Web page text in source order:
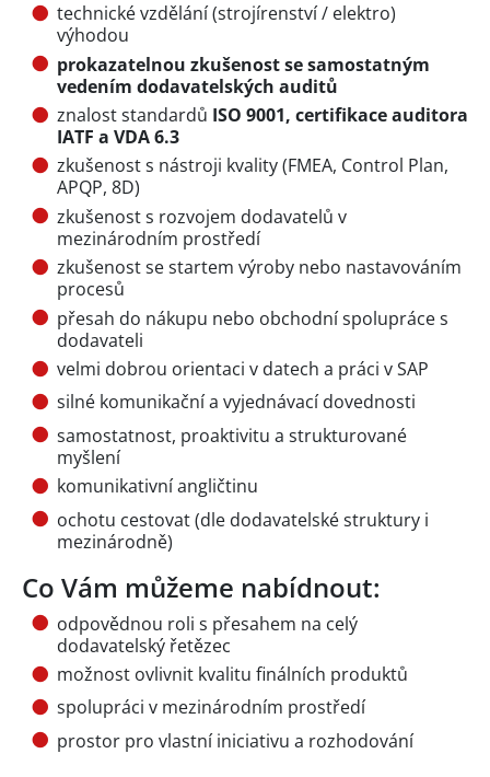
technické vzdělání (strojírenství / elektro)
výhodou
prokazatelnou zkušenost se samostatným
vedením dodavatelských auditů
znalost standardů ISO 9001, certifikace auditora
IATF a VDA 6.3
zkušenost s nástroji kvality (FMEA, Control Plan,
APQP, 8D)
zkušenost s rozvojem dodavatelů v
mezinárodním prostředí
zkušenost se startem výroby nebo nastavováním
procesů
přesah do nákupu nebo obchodní spolupráce s
dodavateli
velmi dobrou orientaci v datech a práci v SAP
silné komunikační a vyjednávací dovednosti
samostatnost, proaktivitu a strukturované
myšlení
komunikativní angličtinu
ochotu cestovat (dle dodavatelské struktury i
mezinárodně)
Co Vám můžeme nabídnout:
odpovědnou roli s přesahem na celý
dodavatelský řetězec
možnost ovlivnit kvalitu finálních produktů
spolupráci v mezinárodním prostředí
prostor pro vlastní iniciativu a rozhodování